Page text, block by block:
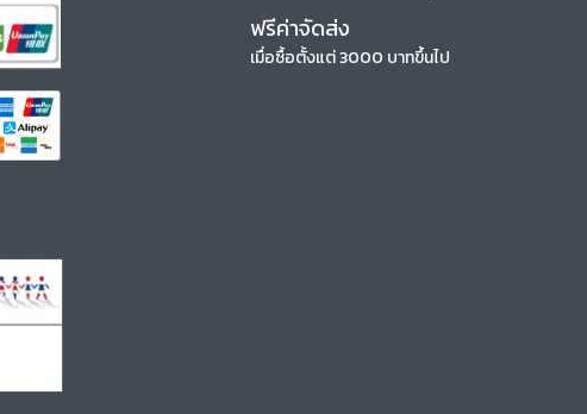
ฟรีค่าจัดส่ง
เมื่อซื้อตั้งแต่ 3000 บาทขึ้นไป